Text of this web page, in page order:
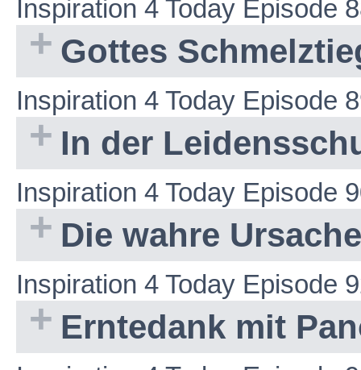
Inspiration 4 Today Episode
Gottes
Inspiration 4 Today Episode
In der
Inspiration 4 Today Episode
Die wahre
Inspiration 4 Today Episode
Erntedank mit